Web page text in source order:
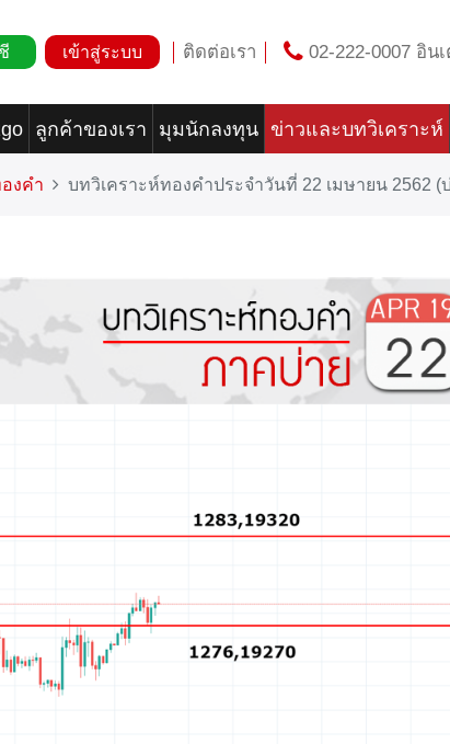
เข้าสู่ระบบ ติดต่อเรา 02-222-0007 อิน
ลูกค้าของเรา มุมนักลงทุน ข่าวและบทวิเคราะห์
งคำ บทวิเคราะห์ทองคำประจำวันที่ 22 เมษายน 2562 (